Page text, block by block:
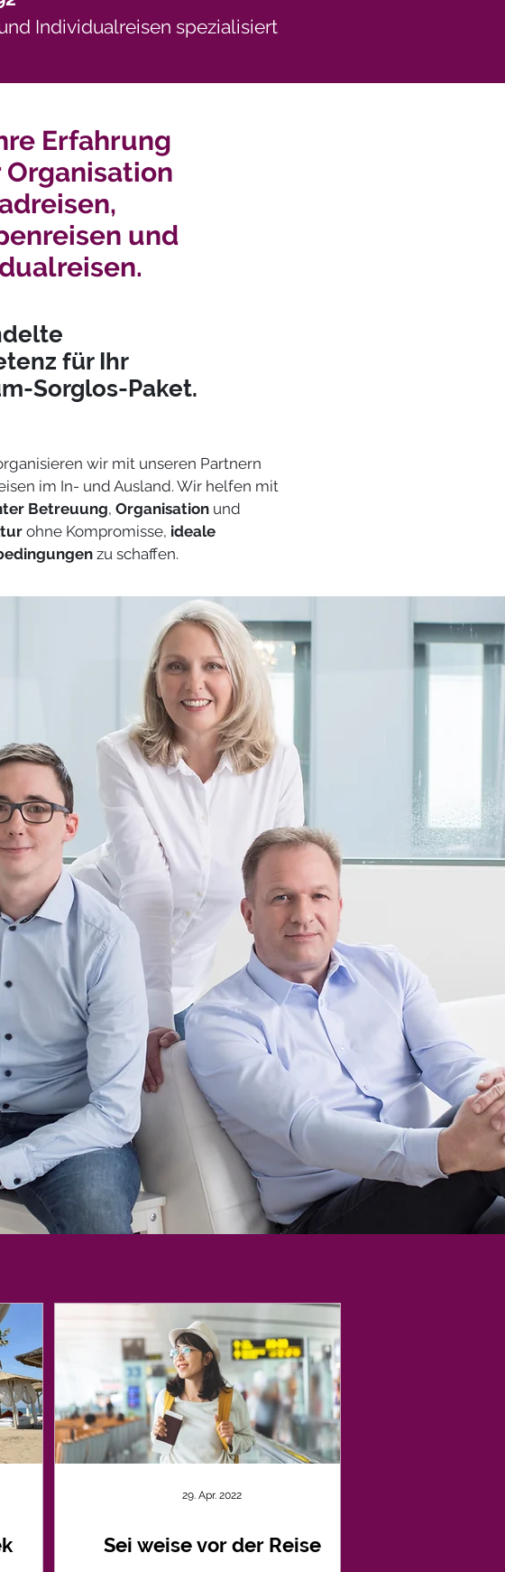
Individualreisen spezialisiert
Erfahrung
Organisation
und
für Ihr
Sorglos-Paket.
wir mit unseren Partnern
im In- und Ausland. Wir helfen mit
Betreuung, Organisation und
ohne Kompromisse, ideale
zu schaffen.
Sei weise vor der Reise
29. Apr. 2022